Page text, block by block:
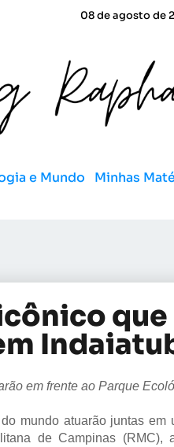
08 de agosto de
e Mundo Minhas
que
em frente ao Parque
mundo atuarão juntas em
de Campinas (RMC),